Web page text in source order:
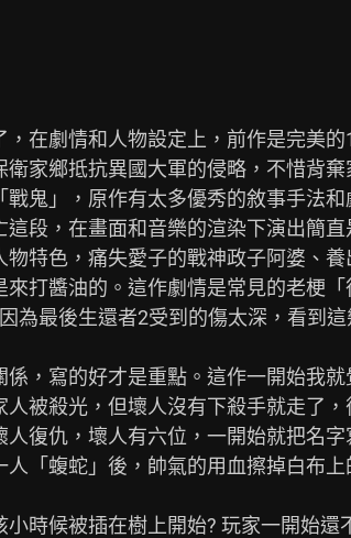
，在劇情和人物設定上，前作是完美
衛家鄉抵抗異國大軍的侵略，不惜背棄
戰鬼」，原作有太多優秀的敘事手法
這段，在畫面和音樂的渲染下演出簡
特色，痛失愛子的戰神政子阿婆、
來打醬油的。這作劇情是常見的老梗
為最後生還者2受到的傷太深，看到
，寫的好才是重點。這作一開始我
人被殺光，但壞人沒有下殺手就走了
人復仇，壞人有六位，一開始就把名
「蝮蛇」後，帥氣的用血擦掉白布上
小時候被插在樹上開始? 玩家一開始還